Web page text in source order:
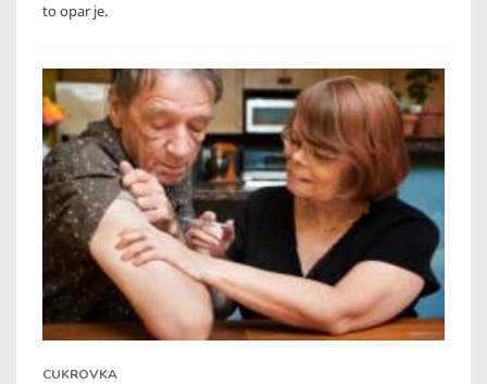
to opar je.
CUKROVKA